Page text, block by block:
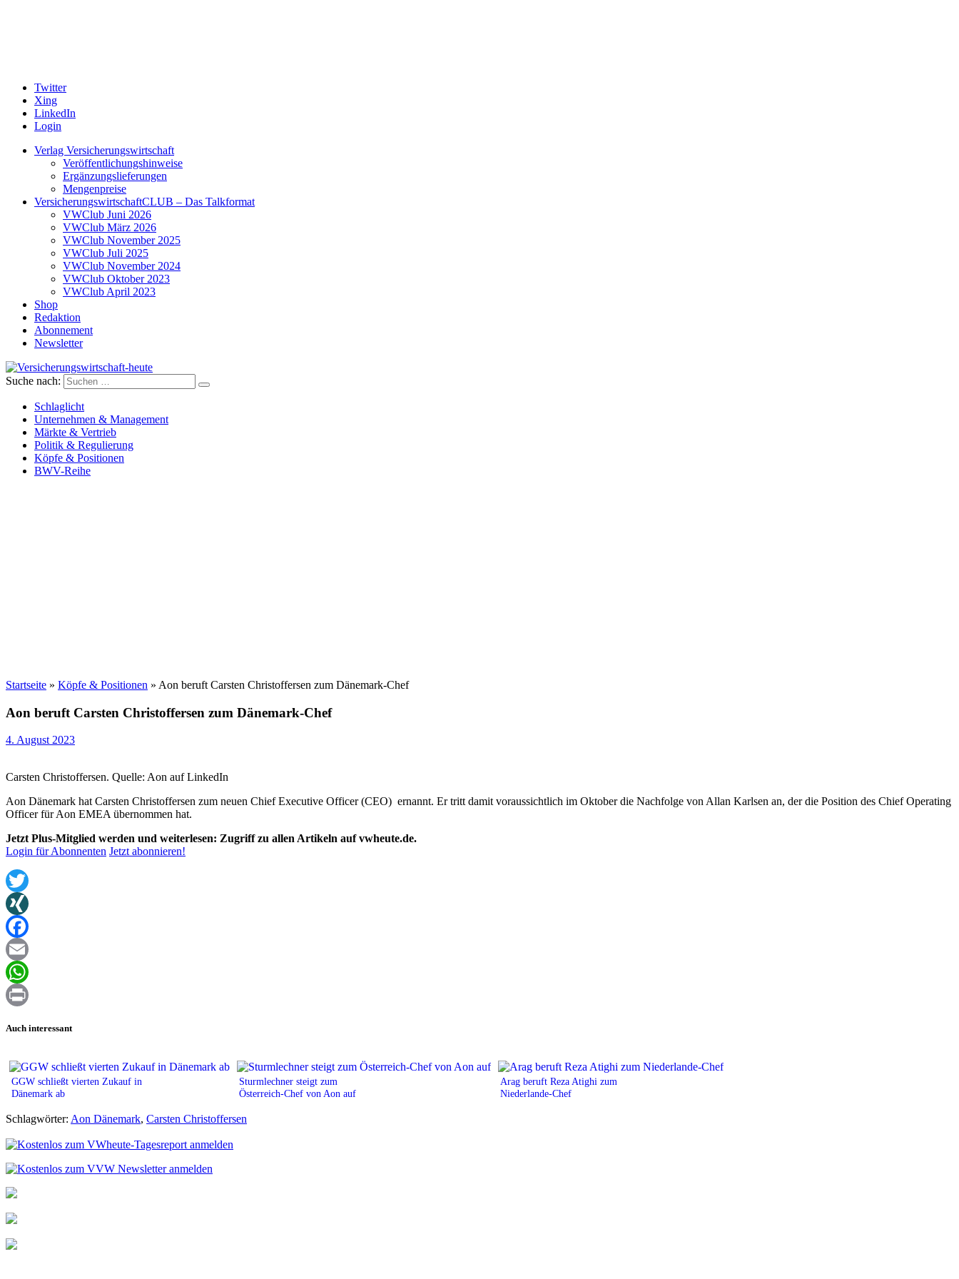
Twitter
Xing
LinkedIn
Login
Verlag Versicherungswirtschaft
Veröffentlichungshinweise
Ergänzungslieferungen
Mengenpreise
VersicherungswirtschaftCLUB – Das Talkformat
VWClub Juni 2026
VWClub März 2026
VWClub November 2025
VWClub Juli 2025
VWClub November 2024
VWClub Oktober 2023
VWClub April 2023
Shop
Redaktion
Abonnement
Newsletter
Versicherungswirtschaft-heute
Suche nach:
Schlaglicht
Unternehmen & Management
Märkte & Vertrieb
Politik & Regulierung
Köpfe & Positionen
BWV-Reihe
Startseite » Köpfe & Positionen » Aon beruft Carsten Christoffersen zum Dänemark-Chef
Aon beruft Carsten Christoffersen zum Dänemark-Chef
4. August 2023
Carsten Christoffersen. Quelle: Aon auf LinkedIn
Aon Dänemark hat Carsten Christoffersen zum neuen Chief Executive Officer (CEO) ernannt. Er tritt damit voraussichtlich im Oktober die Nachfolge von Allan Karlsen an, der die Position des Chief Operating
Officer für Aon EMEA übernommen hat.
Jetzt Plus-Mitglied werden und weiterlesen: Zugriff zu allen Artikeln auf vwheute.de.
Login für Abonnenten Jetzt abonnieren!
Twitter
XING
Facebook
Email
WhatsApp
Auch interessant
GGW schließt vierten Zukauf in
Dänemark ab
Sturmlechner steigt zum
Österreich-Chef von Aon auf
Arag beruft Reza Atighi zum
Niederlande-Chef
Schlagwörter: Aon Dänemark, Carsten Christoffersen